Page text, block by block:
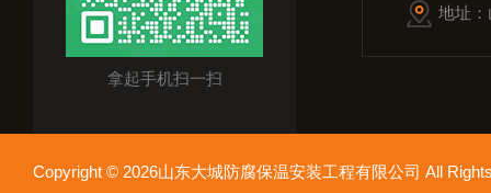
拿起手机扫一扫
地址
Copyright © 2026山东大城防腐保温安装工程有限公司 All